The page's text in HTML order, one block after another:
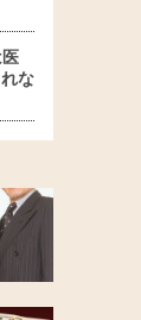
な